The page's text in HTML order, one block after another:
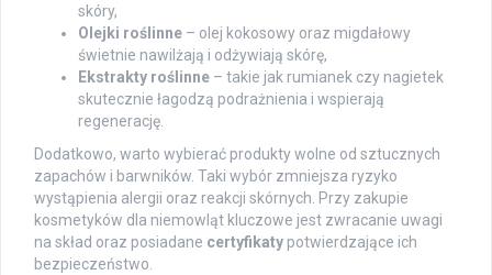
skóry,
Olejki roślinne – olej kokosowy oraz migdałowy
świetnie nawilżają i odżywiają skórę,
Ekstrakty roślinne – takie jak rumianek czy nagietek
skutecznie łagodzą podrażnienia i wspierają
regenerację.
Dodatkowo, warto wybierać produkty wolne od sztucznych
zapachów i barwników. Taki wybór zmniejsza ryzyko
wystąpienia alergii oraz reakcji skórnych. Przy zakupie
kosmetyków dla niemowląt kluczowe jest zwracanie uwagi
na skład oraz posiadane certyfikaty potwierdzające ich
bezpieczeństwo.